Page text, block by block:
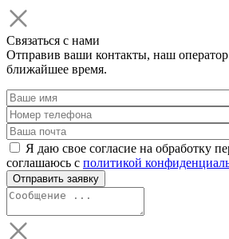
Связаться с нами
Отправив ваши контакты, наш оператор
ближайшее время.
Я даю свое согласие на обработку
соглашаюсь с политикой